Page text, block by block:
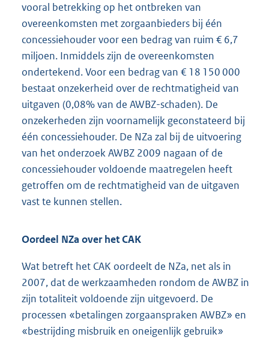
vooral betrekking op het ontbreken van
overeenkomsten met zorgaanbieders bij één
concessiehouder voor een bedrag van ruim € 6,7
miljoen. Inmiddels zijn de overeenkomsten
ondertekend. Voor een bedrag van € 18 150 000
bestaat onzekerheid over de rechtmatigheid van
uitgaven (0,08% van de AWBZ-schaden). De
onzekerheden zijn voornamelijk geconstateerd bij
één concessiehouder. De NZa zal bij de uitvoering
van het onderzoek AWBZ 2009 nagaan of de
concessiehouder voldoende maatregelen heeft
getroffen om de rechtmatigheid van de uitgaven
vast te kunnen stellen.
Oordeel NZa over het CAK
Wat betreft het CAK oordeelt de NZa, net als in
2007, dat de werkzaamheden rondom de AWBZ in
zijn totaliteit voldoende zijn uitgevoerd. De
processen «betalingen zorgaanspraken AWBZ» en
«bestrijding misbruik en oneigenlijk gebruik»